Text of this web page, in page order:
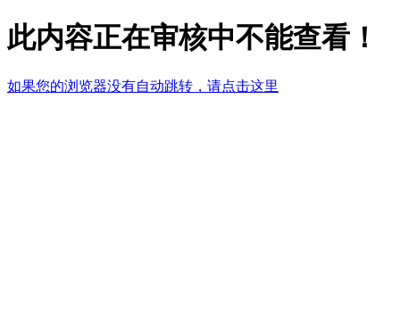
此内容正在审核中不能查看！
如果您的浏览器没有自动跳转，请点击这里